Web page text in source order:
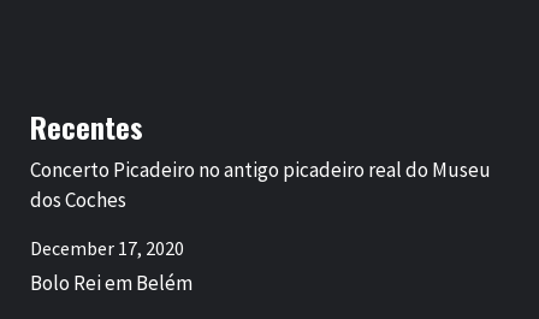
Recentes
Concerto Picadeiro no antigo picadeiro real do Museu
dos Coches
December 17, 2020
Bolo Rei em Belém